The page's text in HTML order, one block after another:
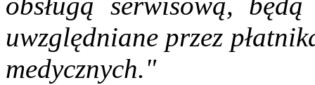
uwzględniane przez
medycznych."